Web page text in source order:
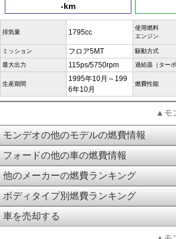
-km
排気量 1795cc
使用燃料
エンジン
ミッション フロア5MT 駆動方式
最大出力 115ps/5750rpm 過給器（ターボ
生産期間
1995年10月～199
6年10月
燃費性能
▲モ
モンデオの他のモデルの燃費情報
フォードの他の車の燃費情報
他のメーカーの燃費ランキング
ボディタイプ別燃費ランキング
車を売却する